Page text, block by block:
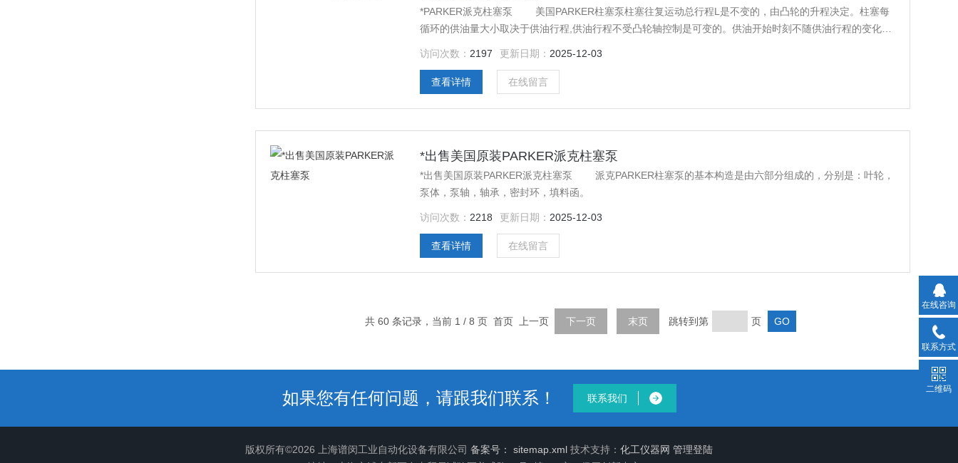
*PARKER派克柱塞泵 美国PARKER柱塞泵柱塞往复运动总行程L是不变的，由凸轮的升程决定。柱塞每
循环的供油量大小取决于供油行程,供油行程不受凸轮轴控制是可变的。供油开始时刻不随供油行程的变化而
访问次数： 2197 更新日期： 2025-12-03
查看详情 在线留言
*出售美国原装PARKER派克柱塞泵
*出售美国原装PARKER派克柱塞泵 派克PARKER柱塞泵的基本构造是由六部分组成的，分别是：叶轮，
泵体，泵轴，轴承，密封环，填料函。
访问次数： 2218 更新日期： 2025-12-03
查看详情 在线留言
共 60 条记录，当前 1 / 8 页 首页 上一页 下一页 末页 跳转到第 页
如果您有任何问题，请跟我们联系！ 联系我们
版权所有©2026 上海谱闵工业自动化设备有限公司 备案号： sitemap.xml 技术支持： 化工仪器网 管理登陆
在线咨询
联系方式
二维码